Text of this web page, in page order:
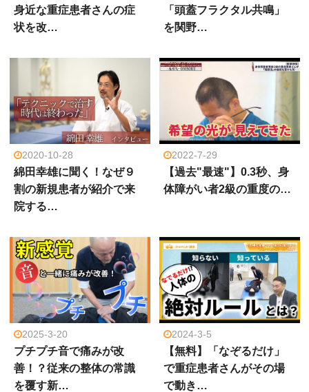
身近な重症患者さんの症
状を改…
「頭蓋フラクタル共鳴」
を関野…
2020-10-28
綿田幸雄に聞く！なぜ９
割の新規患者が紹介で来
院する…
2022-7-29
【過去"最速"】0.3秒、身
体障がい者2級の重度の…
2025-3-20
プチプチ音で痛みが改
善！？従来の整体の常識
を覆す新…
2024-3-5
【無料】「なぞるだけ」
で重症患者さんがその場
で動き…